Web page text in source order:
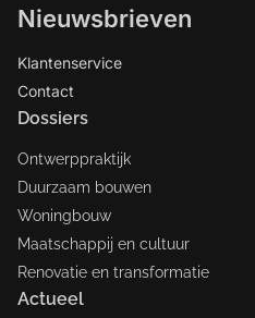
Nieuwsbrieven
Klantenservice
Contact
Dossiers
Ontwerppraktijk
Duurzaam bouwen
Woningbouw
Maatschappij en cultuur
Renovatie en transformatie
Actueel